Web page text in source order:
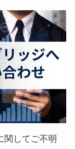
関してご不明